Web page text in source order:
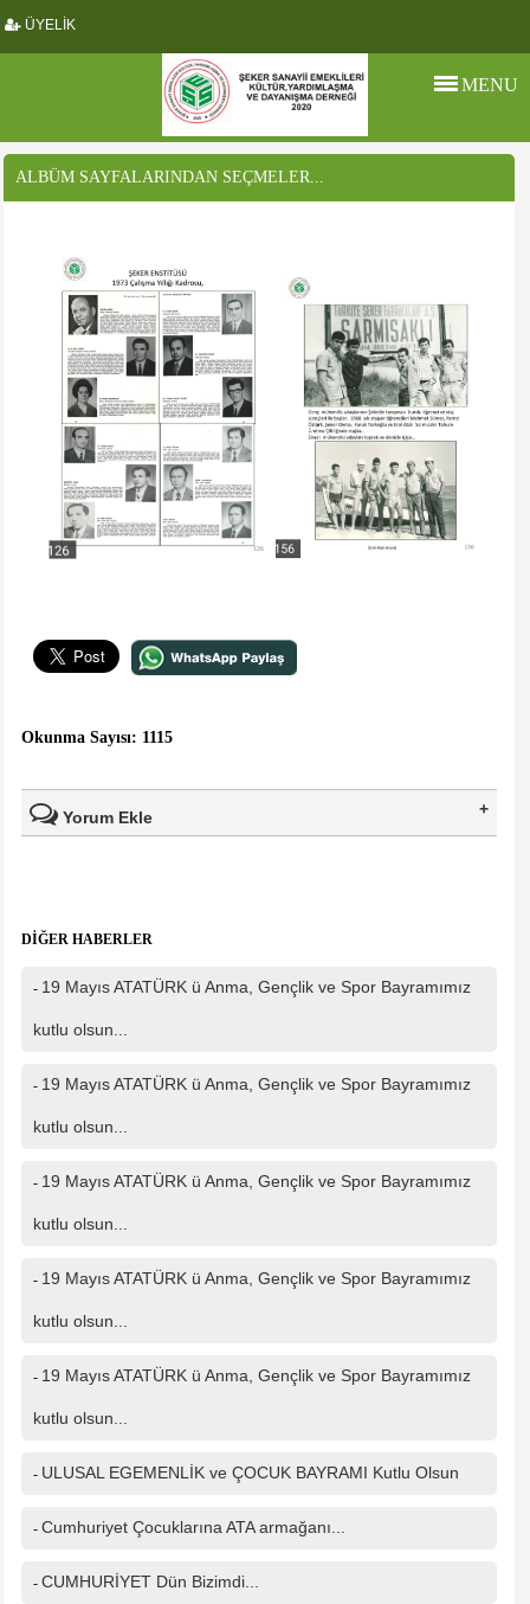
ÜYELİK
MENU
ALBÜM SAYFALARINDAN SEÇMELER...
Okunma Sayısı: 1115
Yorum Ekle
Mesajınız(*)
Güvenlik kodu
DİĞER HABERLER
- 19 Mayıs ATATÜRK ü Anma, Gençlik ve Spor Bayramımız
kutlu olsun...
- 19 Mayıs ATATÜRK ü Anma, Gençlik ve Spor Bayramımız
kutlu olsun...
- 19 Mayıs ATATÜRK ü Anma, Gençlik ve Spor Bayramımız
kutlu olsun...
- 19 Mayıs ATATÜRK ü Anma, Gençlik ve Spor Bayramımız
kutlu olsun...
- 19 Mayıs ATATÜRK ü Anma, Gençlik ve Spor Bayramımız
kutlu olsun...
- ULUSAL EGEMENLİK ve ÇOCUK BAYRAMI Kutlu Olsun
- Cumhuriyet Çocuklarına ATA armağanı...
- CUMHURİYET Dün Bizimdi...